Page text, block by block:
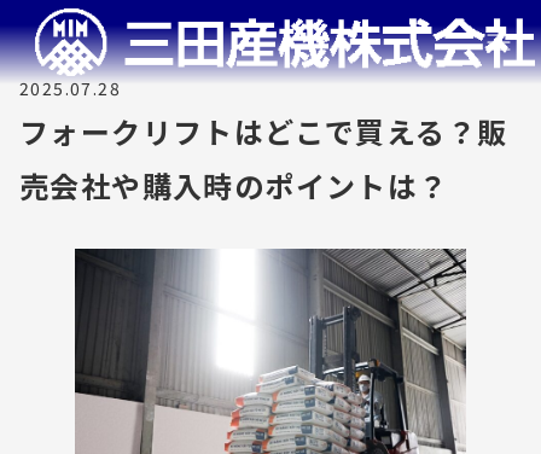
2025.07.28
フォークリフトはどこで買える？販
売会社や購入時のポイントは？